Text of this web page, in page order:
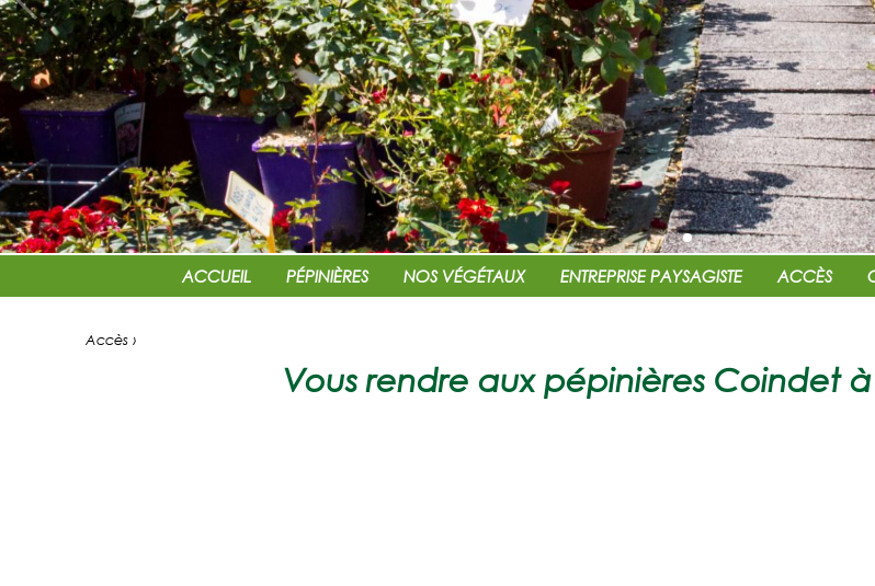
ACCUEIL PÉPINIÈRES NOS VÉGÉTAUX ENTREPRISE PAYSAGISTE ACCÈS
Accès ›
Vous rendre aux pépinières Coindet